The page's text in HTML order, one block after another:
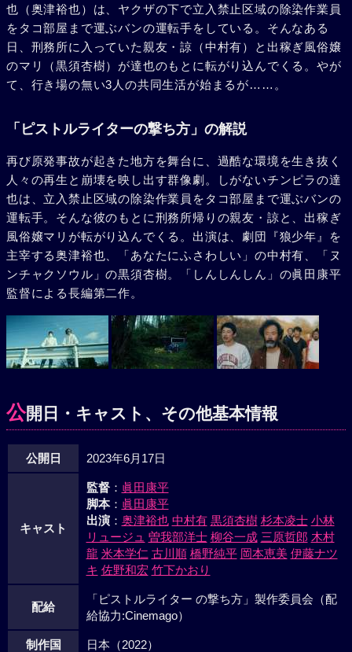
也（奥津裕也）は、ヤクザの下で立入禁止区域の除染作業員
をタコ部屋まで運ぶバンの運転手をしている。そんなある
日、刑務所に入っていた親友・諒（中村有）と出稼ぎ風俗嬢
のマリ（黒須杏樹）が達也のもとに転がり込んでくる。やが
て、行き場の無い3人の共同生活が始まるが……。
「ピストルライターの撃ち方」の解説
再び原発事故が起きた地方を舞台に、過酷な環境を生き抜く
人々の再生と崩壊を映し出す群像劇。しがないチンピラの達
也は、立入禁止区域の除染作業員をタコ部屋まで運ぶバンの
運転手。そんな彼のもとに刑務所帰りの親友・諒と、出稼ぎ
風俗嬢マリが転がり込んでくる。出演は、劇団『狼少年』を
主宰する奥津裕也、「あなたにふさわしい」の中村有、「ヌ
ンチャクソウル」の黒須杏樹。「しんしんしん」の眞田康平
監督による長編第二作。
公開日・キャスト、その他基本情報
公開日 2023年6月17日
キャスト
監督： 眞田康平
脚本： 眞田康平
出演： 奥津裕也 中村有 黒須杏樹 杉本凌士 小林
リュージュ 曽我部洋士 柳谷一成 三原哲郎 木村
龍 米本学仁 古川順 橋野純平 岡本恵美 伊藤ナツ
キ 佐野和宏 竹下かおり
配給
「ピストルライター の撃ち方」製作委員会（配
給協力:Cinemago）
制作国 日本（2022）